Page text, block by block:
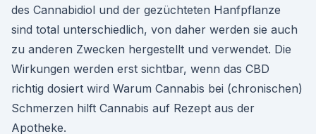
des Cannabidiol und der gezüchteten Hanfpflanze
sind total unterschiedlich, von daher werden sie auch
zu anderen Zwecken hergestellt und verwendet. Die
Wirkungen werden erst sichtbar, wenn das CBD
richtig dosiert wird Warum Cannabis bei (chronischen)
Schmerzen hilft Cannabis auf Rezept aus der
Apotheke.